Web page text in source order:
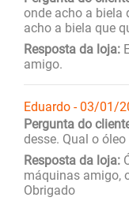
onde acho a biela
acho a biela que
Resposta da loja:
amigo.
Eduardo - 03/01/
Pergunta do
desse. Qual o
Resposta da loja:
máquinas amigo,
Obrigado